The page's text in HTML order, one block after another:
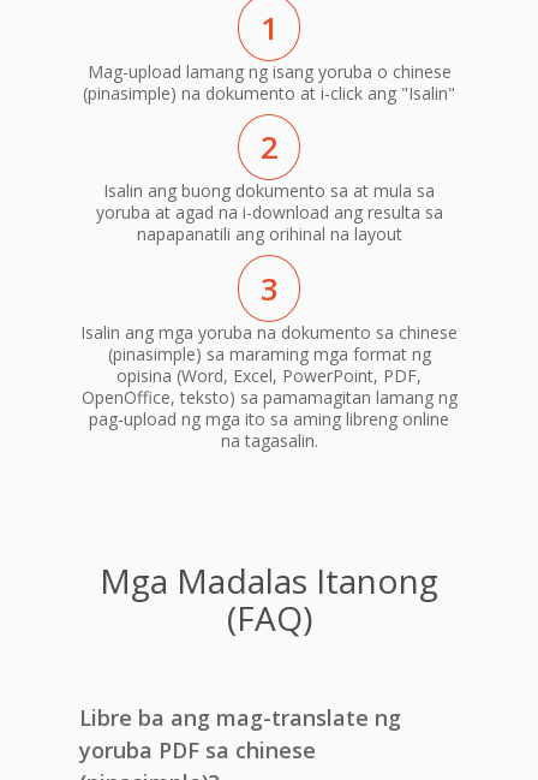
1
Mag-upload lamang ng isang yoruba o chinese
(pinasimple) na dokumento at i-click ang "Isalin"
2
Isalin ang buong dokumento sa at mula sa
yoruba at agad na i-download ang resulta sa
napapanatili ang orihinal na layout
3
Isalin ang mga yoruba na dokumento sa chinese
(pinasimple) sa maraming mga format ng
opisina (Word, Excel, PowerPoint, PDF,
OpenOffice, teksto) sa pamamagitan lamang ng
pag-upload ng mga ito sa aming libreng online
na tagasalin.
Mga Madalas Itanong
(FAQ)
Libre ba ang mag-translate ng
yoruba PDF sa chinese